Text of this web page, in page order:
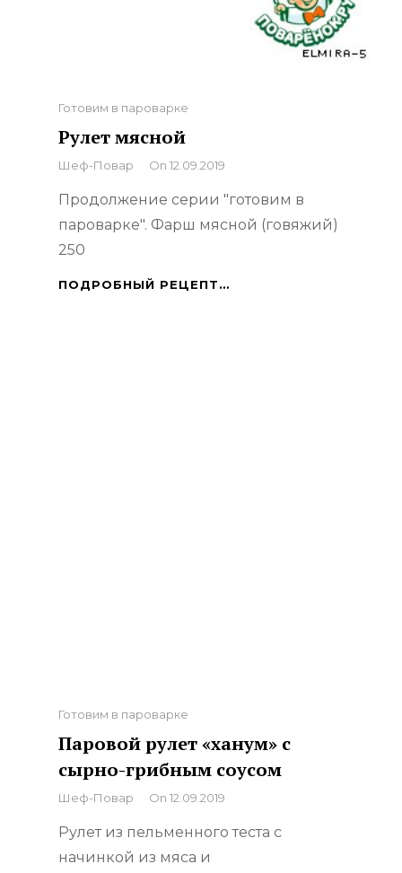
Categories
Готовим в пароварке
Рулет мясной
By
Шеф-Повар On 12.09.2019
Продолжение серии "готовим в
пароварке". Фарш мясной (говяжий)
250
ПОДРОБНЫЙ РЕЦЕПТ…
Categories
Готовим в пароварке
Паровой рулет «ханум» с
сырно-грибным соусом
By
Шеф-Повар On 12.09.2019
Рулет из пельменного теста с
начинкой из мяса и